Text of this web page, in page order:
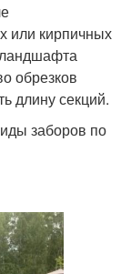
или кирпичных
ландшафта
обрезков
длину секций.
заборов по